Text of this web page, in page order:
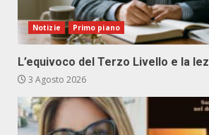
Notizie Primo piano
L’equivoco del Terzo Livello e la
3 Agosto 2026